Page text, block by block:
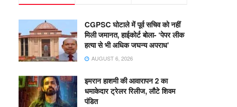
CGPSC घोटाले में पूर्व सचिव को नहीं
मिली जमानत, हाईकोर्ट बोला- ‘पेपर लीक
हत्या से भी अधिक जघन्य अपराध’
AUGUST 6, 2026
इमरान हाशमी की आवारापन 2 का
धमाकेदार ट्रेलर रिलीज, लौटे शिवम
पंडित